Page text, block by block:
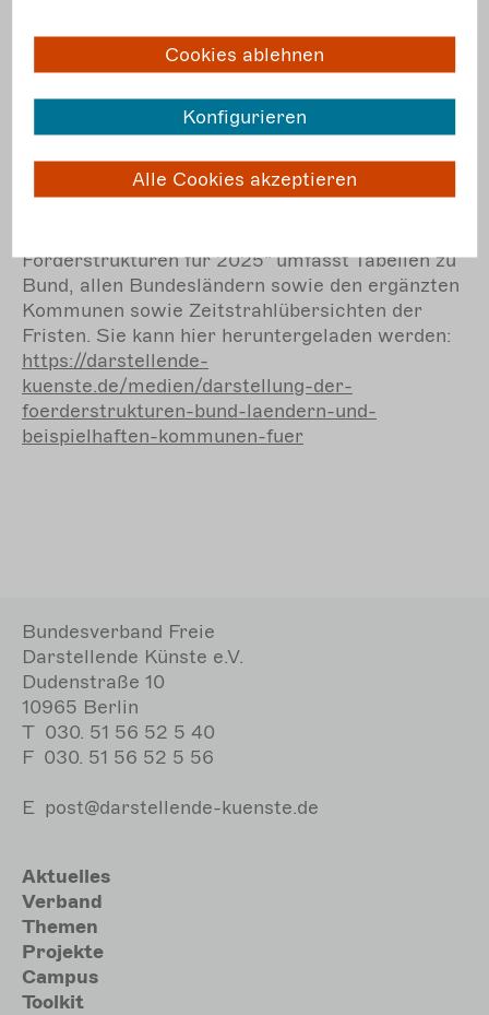
Förderstrukturenerschweren
länderübergreifendes Arbeiten.
schaffen in den einzelnen
Ländern sehr unterschiedliche
Arbeitsbedingungen für Freie Darstellende
Künstler*innen.
Förderstrukturen für 2025“ umfasst Tabellen zu
Bund, allen Bundesländern sowie den ergänzten
Kommunen sowie Zeitstrahlübersichten der
Fristen. Sie kann hier heruntergeladen werden:
https://darstellende-
kuenste.de/medien/darstellung-der-
foerderstrukturen-bund-laendern-und-
beispielhaften-kommunen-fuer
Bundesverband Freie
Darstellende Künste e.V.
Dudenstraße 10
10965 Berlin
T 030. 51 56 52 5 40
F 030. 51 56 52 5 56
E post@darstellende-kuenste.de
Hauptnavigation
Aktuelles
Verband
Themen
Projekte
Campus
Toolkit
Cookies ablehnen
Konfigurieren
Alle Cookies akzeptieren